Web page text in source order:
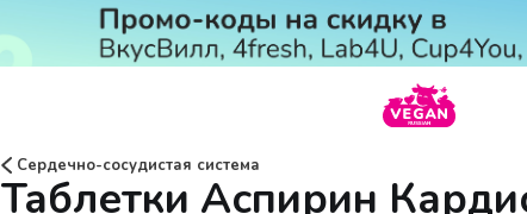
Сердечно-сосудистая система
Таблетки Аспирин